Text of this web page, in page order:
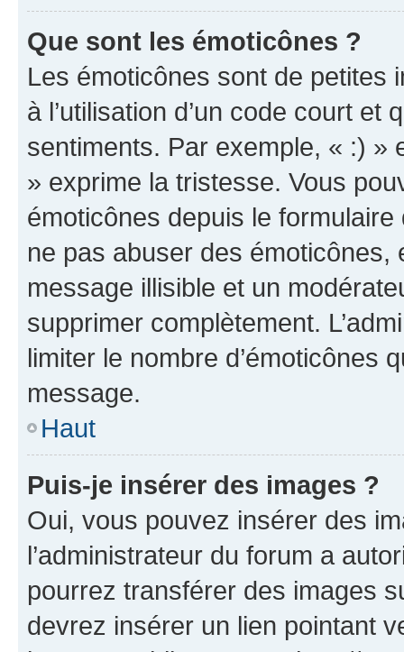
Que sont les émoticônes ?
Les émoticônes sont de petites
à l’utilisation d’un code court et
sentiments. Par exemple, « :) »
» exprime la tristesse. Vous
émoticônes depuis le
ne pas abuser des
message illisible et un
supprimer complètement.
limiter le nombre d’émoticônes
message.
Haut
Puis-je insérer des images ?
Oui, vous pouvez insérer des
l’administrateur du forum a
pourrez transférer des images
devrez insérer un lien pointant